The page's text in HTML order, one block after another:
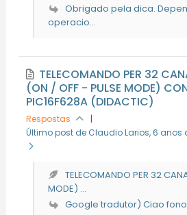
Obrigado pela dica.
operacio...
TELECOMANDO PER 32
(ON / OFF - PULSE MODE)
PIC16F628A (DIDACTIC)
Respostas
|
Último post de Claudio Larios, 6 anos
TELECOMANDO PER 32
MODE) ...
Google tradutor) Ciao